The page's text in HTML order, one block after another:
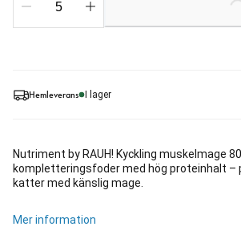
Hemleverans I lager
Nutriment by RAUH! Kyckling muskelmage
kompletteringsfoder med hög proteinhalt –
katter med känslig mage.
Mer information
Loading...